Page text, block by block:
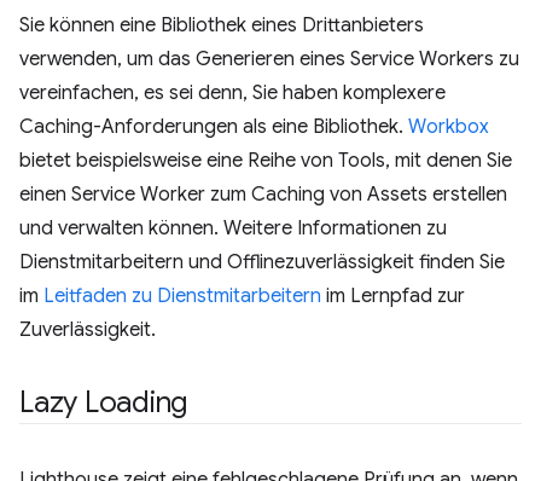
Sie können eine Bibliothek eines Drittanbieters
verwenden, um das Generieren eines Service Workers zu
vereinfachen, es sei denn, Sie haben komplexere
Caching-Anforderungen als eine Bibliothek. Workbox
bietet beispielsweise eine Reihe von Tools, mit denen Sie
einen Service Worker zum Caching von Assets erstellen
und verwalten können. Weitere Informationen zu
Dienstmitarbeitern und Offlinezuverlässigkeit finden Sie
im Leitfaden zu Dienstmitarbeitern im Lernpfad zur
Zuverlässigkeit.
Lazy Loading